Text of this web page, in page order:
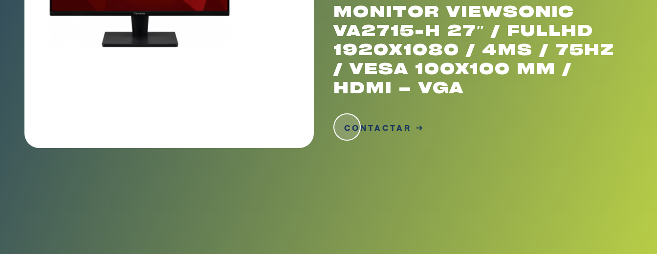
MONITOR VIEWSONIC
VA2715-H 27″ / FULLHD
1920X1080 / 4MS / 75HZ
/ VESA 100X100 MM /
HDMI – VGA
CONTACTAR